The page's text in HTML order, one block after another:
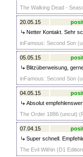
The Walking Dead -
20.05.15
Netter Kontakt. Sehr
inFamous: Second Son
05.05.15
Blitzüberweisung,
inFamous: Second Son
04.05.15
Absolut
The Order 1886 (uncut)
07.04.15
Super schnell.
The Evil Within (D1